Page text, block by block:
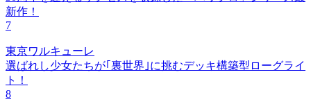
新作！
7
東京ワルキューレ
選ばれし少女たちが｢裏世界｣に挑むデッキ構築型ローグライ
ト！
8